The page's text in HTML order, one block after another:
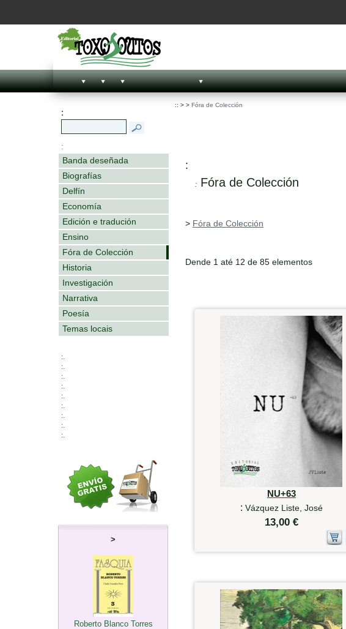
:
:
Banda deseñada
Biografías
Delfín
Economía
Edición e tradución
Ensino
Fóra de Colección
Historia
Investigación
Narrativa
Poesía
Temas locais
:.
:.
:.
:.
:.
:.
:.
:.
:.
>
Roberto Blanco Torres
:: > > Fóra de Colección
:
: Fóra de Colección
> Fóra de Colección
Dende 1 até 12 de 85 elementos
NU+63
: Vázquez Liste, José
13,00 €